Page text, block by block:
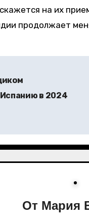
на их
продолжает
в 2024
От Мария